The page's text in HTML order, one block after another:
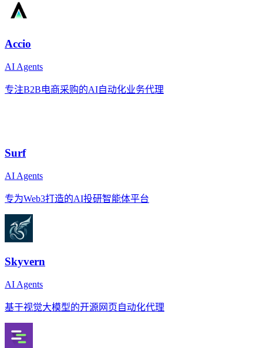
Accio
AI Agents
专注B2B电商采购的AI自动化业务代理
Surf
AI Agents
专为Web3打造的AI投研智能体平台
Skyvern
AI Agents
基于视觉大模型的开源网页自动化代理